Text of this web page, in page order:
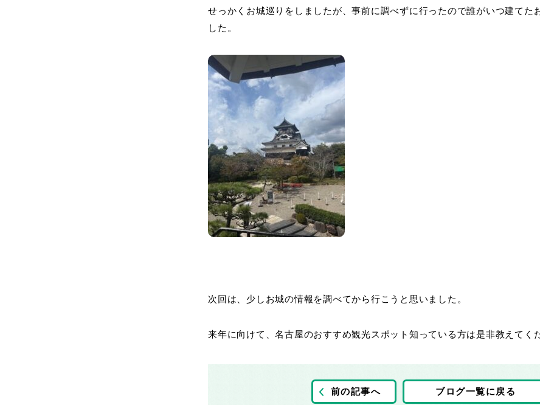
せっかくお城巡りをしましたが、事前に調べずに行ったので誰がいつ建てた
した。
次回は、少しお城の情報を調べてから行こうと思いました。
来年に向けて、名古屋のおすすめ観光スポット知っている方は是非教えてく
前の記事へ ブログ一覧に戻る